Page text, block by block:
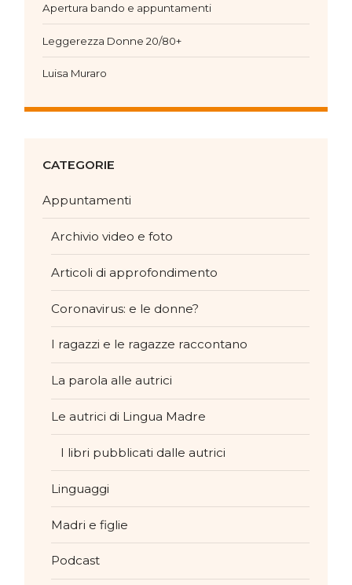
Apertura bando e appuntamenti
Leggerezza Donne 20/80+
Luisa Muraro
CATEGORIE
Appuntamenti
Archivio video e foto
Articoli di approfondimento
Coronavirus: e le donne?
I ragazzi e le ragazze raccontano
La parola alle autrici
Le autrici di Lingua Madre
I libri pubblicati dalle autrici
Linguaggi
Madri e figlie
Podcast